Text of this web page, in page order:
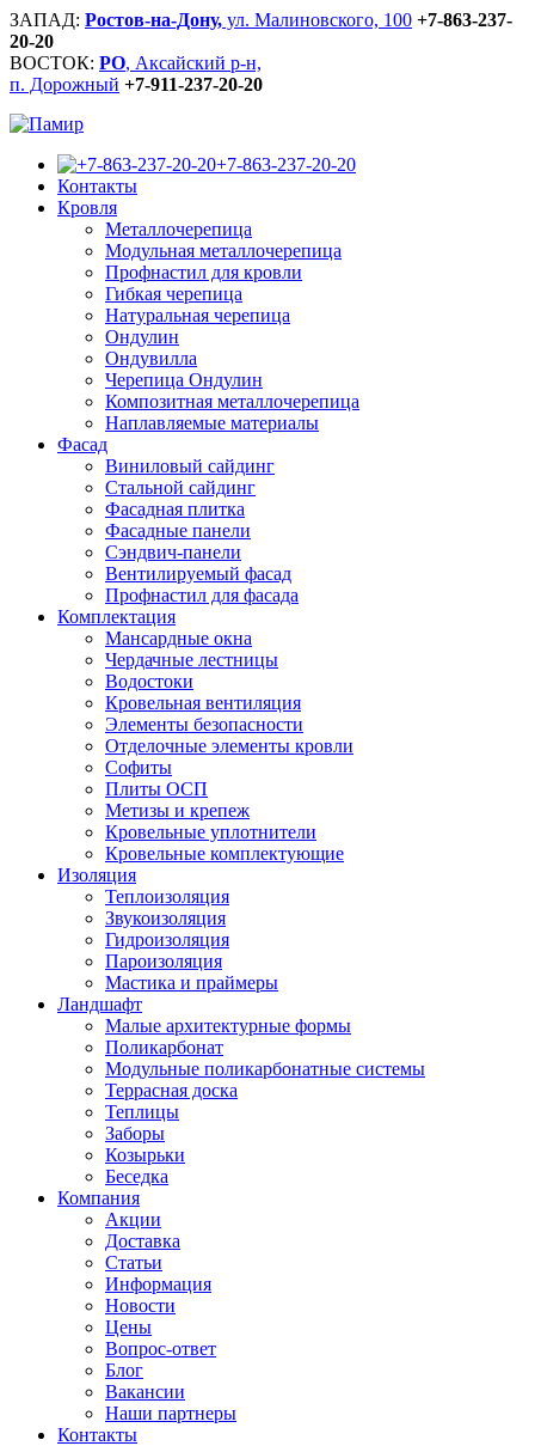
ЗАПАД: Ростов-на-Дону, ул. Малиновского, 100 +7-863-237-
20-20
ВОСТОК: РО, Аксайский р-н,
п. Дорожный +7-911-237-20-20
+7-863-237-20-20
Контакты
Кровля
Металлочерепица
Модульная металлочерепица
Профнастил для кровли
Гибкая черепица
Натуральная черепица
Ондулин
Ондувилла
Черепица Ондулин
Композитная металлочерепица
Наплавляемые материалы
Фасад
Виниловый сайдинг
Стальной сайдинг
Фасадная плитка
Фасадные панели
Сэндвич-панели
Вентилируемый фасад
Профнастил для фасада
Комплектация
Мансардные окна
Чердачные лестницы
Водостоки
Кровельная вентиляция
Элементы безопасности
Отделочные элементы кровли
Софиты
Плиты ОСП
Метизы и крепеж
Кровельные уплотнители
Кровельные комплектующие
Изоляция
Теплоизоляция
Звукоизоляция
Гидроизоляция
Пароизоляция
Мастика и праймеры
Ландшафт
Малые архитектурные формы
Поликарбонат
Модульные поликарбонатные системы
Террасная доска
Теплицы
Заборы
Козырьки
Беседка
Компания
Акции
Доставка
Статьи
Информация
Новости
Цены
Вопрос-ответ
Блог
Вакансии
Наши партнеры
Контакты